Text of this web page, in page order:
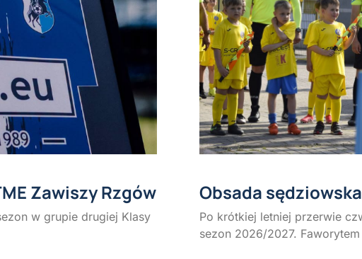
Zawiszy Rzgów
w grupie drugiej Klasy
Obsada
Po krótkiej letniej przerwie
sezon 2026/2027.